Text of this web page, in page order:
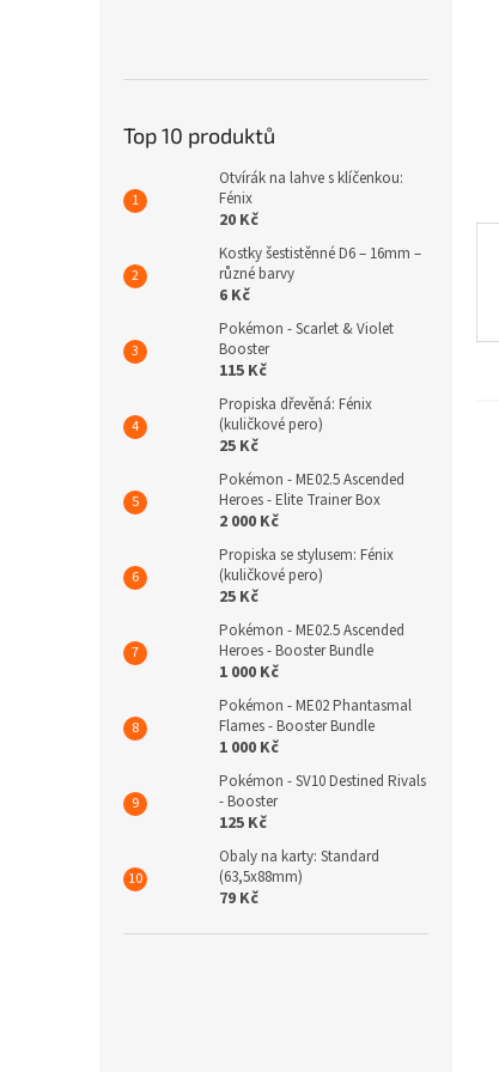
Top 10 produktů
Otvírák na lahve s klíčenkou:
Fénix
20 Kč
Kostky šestistěnné D6 – 16mm –
různé barvy
6 Kč
Pokémon - Scarlet & Violet
Booster
115 Kč
Propiska dřevěná: Fénix
(kuličkové pero)
25 Kč
Pokémon - ME02.5 Ascended
Heroes - Elite Trainer Box
2 000 Kč
Propiska se stylusem: Fénix
(kuličkové pero)
25 Kč
Pokémon - ME02.5 Ascended
Heroes - Booster Bundle
1 000 Kč
Pokémon - ME02 Phantasmal
Flames - Booster Bundle
1 000 Kč
Pokémon - SV10 Destined Rivals
- Booster
125 Kč
Obaly na karty: Standard
(63,5x88mm)
79 Kč